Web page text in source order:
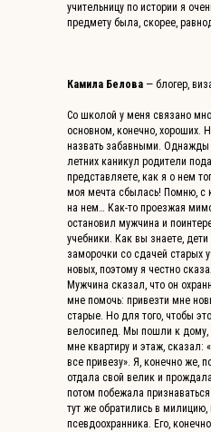
учительницу по истории я
предмету была, скорее,
Камила Белова — блогер,
Со школой у меня связано
основном, конечно, хороших.
назвать забавными. Однажды
летних каникул родители
представляете, как я о нем
моя мечта сбылась! Помню, с
на нем… Как-то проезжая
остановил мужчина и
учебники. Как вы знаете,
заморочки со сдачей старых
новых, поэтому я честно
Мужчина сказал, что он
мне помочь: привезти мне
старые. Но для того, чтобы
велосипед. Мы пошли к дому,
мне квартиру и этаж, сказал:
все привезу». Я, конечно же,
отдала свой велик и
потом побежала
тут же обратились в милицию,
псевдоохранника. Его,